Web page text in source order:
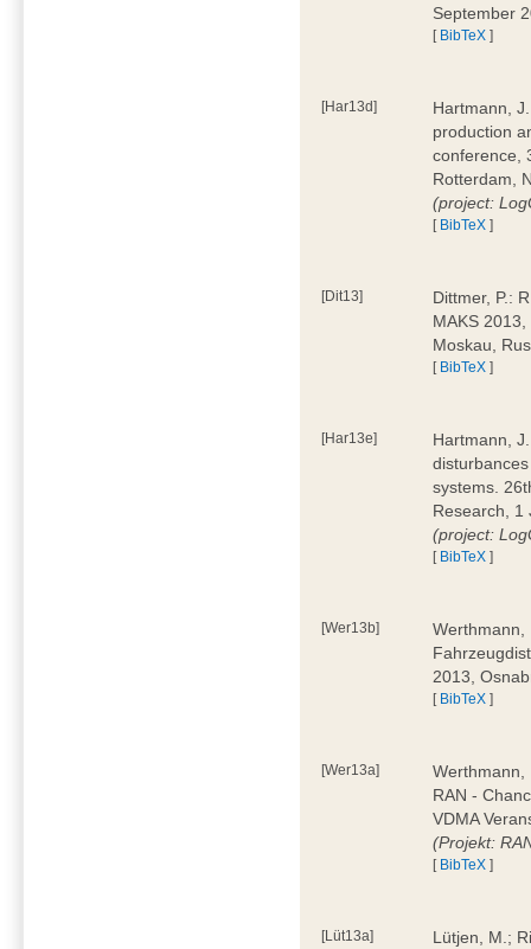
September
[ BibTeX ]
[Har13d]
Hartmann,
production
conference,
Rotterdam,
(project:
[ BibTeX ]
[Dit13]
Dittmer, P.:
MAKS
Moskau,
[ BibTeX ]
[Har13e]
Hartmann,
systems.
Research, 1
(project:
[ BibTeX ]
[Wer13b]
Werthmann,
2013,
[ BibTeX ]
[Wer13a]
Werthmann,
RAN -
VDMA
(Projekt:
[ BibTeX ]
[Lüt13a]
Lütjen, M.;